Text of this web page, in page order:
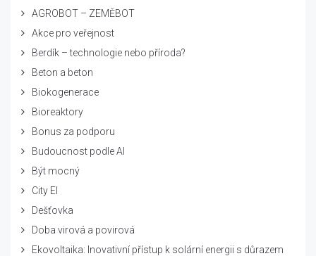
AGROBOT – ZEMĚBOT
Akce pro veřejnost
Berdík – technologie nebo příroda?
Beton a beton
Biokogenerace
Bioreaktory
Bonus za podporu
Budoucnost podle AI
Být mocný
City El
Dešťovka
Doba virová a povirová
Ekovoltaika: Inovativní přístup k solární energii s důrazem